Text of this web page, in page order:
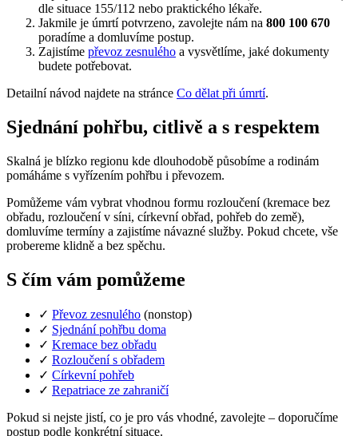
dle situace 155/112 nebo praktického lékaře.
Jakmile je úmrtí potvrzeno, zavolejte nám na 800 100 670
poradíme a domluvíme postup.
Zajistíme převoz zesnulého a vysvětlíme, jaké dokumenty
budete potřebovat.
Detailní návod najdete na stránce Co dělat při úmrtí.
Sjednání pohřbu, citlivě a s respektem
Skalná je blízko regionu kde dlouhodobě působíme a rodinám
pomáháme s vyřízením pohřbu i převozem.
Pomůžeme vám vybrat vhodnou formu rozloučení (kremace bez
obřadu, rozloučení v síni, církevní obřad, pohřeb do země),
domluvíme termíny a zajistíme návazné služby. Pokud chcete, vše
probereme klidně a bez spěchu.
S čím vám pomůžeme
✓ Převoz zesnulého (nonstop)
✓ Sjednání pohřbu doma
✓ Kremace bez obřadu
✓ Rozloučení s obřadem
✓ Církevní pohřeb
✓ Repatriace ze zahraničí
Pokud si nejste jistí, co je pro vás vhodné, zavolejte – doporučíme
postup podle konkrétní situace.